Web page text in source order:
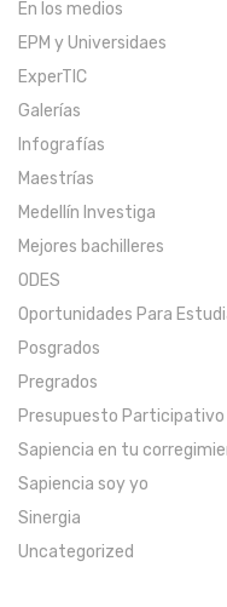
En los medios
EPM y Universidaes
ExperTIC
Galerías
Infografías
Maestrías
Medellín Investiga
Mejores bachilleres
ODES
Oportunidades Para
Posgrados
Pregrados
Presupuesto Participativo
Sapiencia en tu
Sapiencia soy yo
Sinergia
Uncategorized